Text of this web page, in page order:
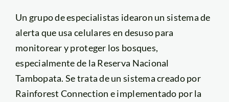
Un grupo de especialistas idearon un sistema de
alerta que usa celulares en desuso para
monitorear y proteger los bosques,
especialmente de la Reserva Nacional
Tambopata. Se trata de un sistema creado por
Rainforest Connection e implementado por la